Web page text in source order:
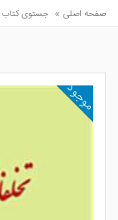
صفحه اصلی » جستوی کتاب
موجود